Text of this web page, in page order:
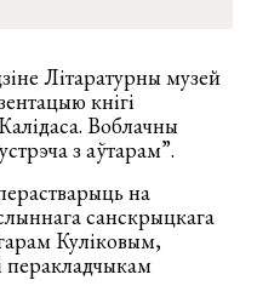
Літаратурны музей
кнігі
Воблачны
з аўтарам”.
на
санскрыцкага
Куліковым,
перакладчыкам